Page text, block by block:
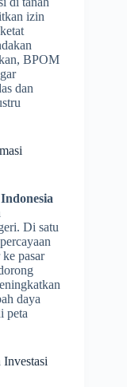
izin
BPOM
dan
Di satu
pasar
daya
peta